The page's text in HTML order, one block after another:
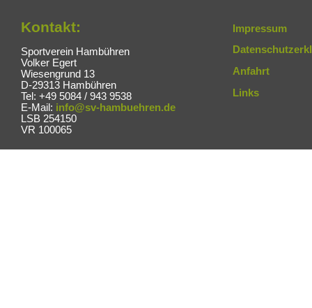
Kontakt:
Sportverein Hambühren
Volker Egert
Wiesengrund 13
D-29313 Hambühren
Tel: +49 5084 / 943 9538
E-Mail: info@sv-hambuehren.de
LSB 254150
VR 100065
Impressum
Anfahrt
Links